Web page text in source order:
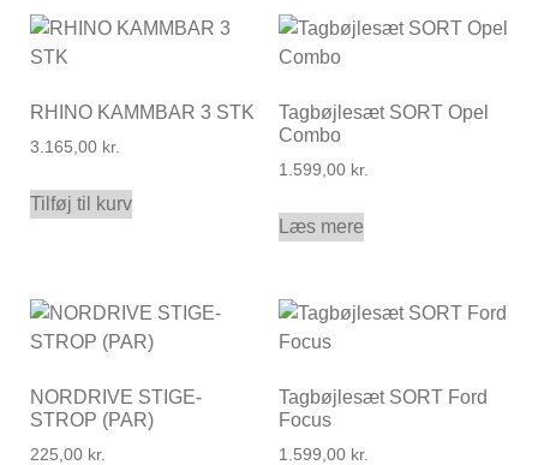
RHINO KAMMBAR 3 STK
3.165,00 kr.
Tilføj til kurv
Tagbøjlesæt SORT Opel
Combo
1.599,00 kr.
Læs mere
NORDRIVE STIGE-
STROP (PAR)
225,00 kr.
Tagbøjlesæt SORT Ford
Focus
1.599,00 kr.